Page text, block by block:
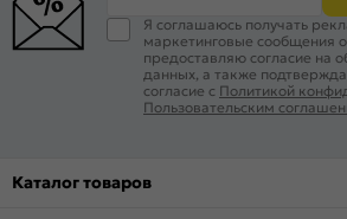
Я соглашаюсь получать
маркетинговые сообщения
предоставляю согласие на
данных, а также
согласие с Политикой
Пользовательским
Каталог товаров